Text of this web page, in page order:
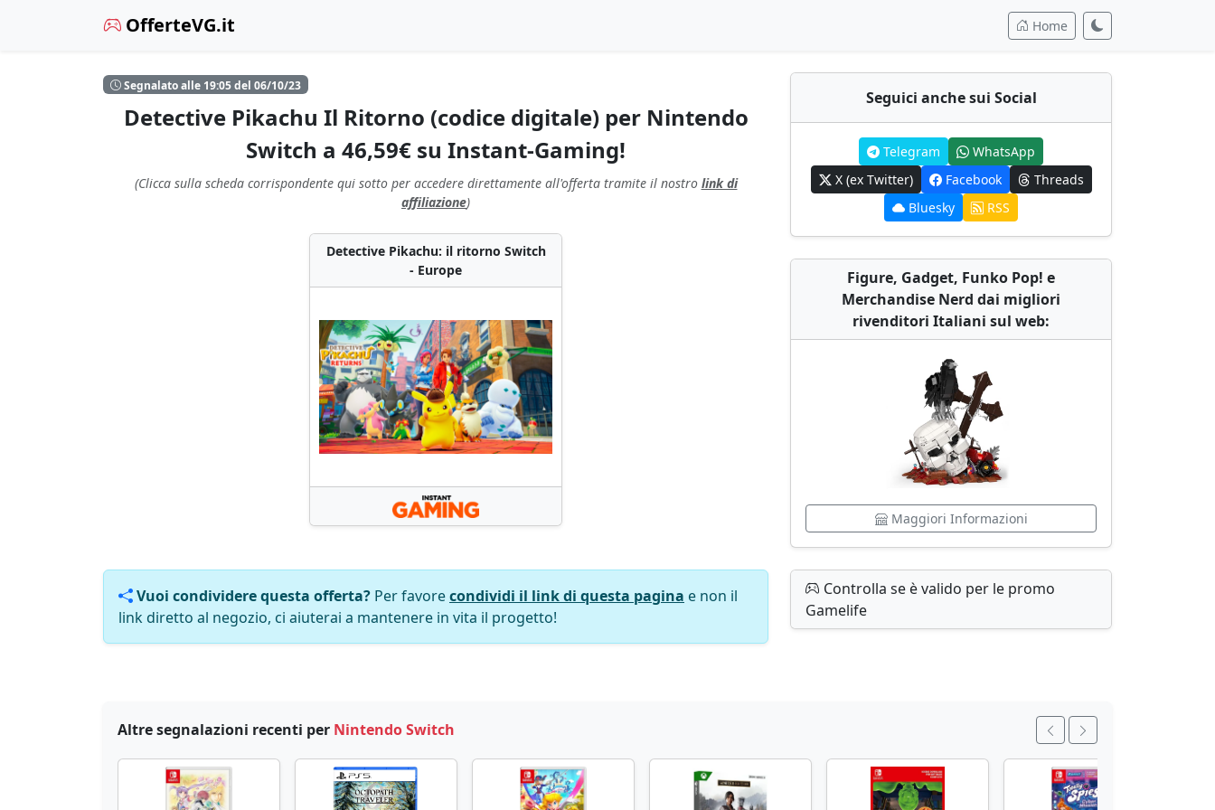
OfferteVG.it Home
Segnalato alle 19:05 del 06/10/23
Detective Pikachu Il Ritorno (codice digitale) per Nintendo
Switch a 46,59€ su Instant-Gaming!
(Clicca sulla scheda corrispondente qui sotto per accedere direttamente all'offerta tramite il nostro link di
affiliazione)
Detective Pikachu: il ritorno Switch
- Europe
Vuoi condividere questa offerta? Per favorecondividi il link di questa pagina e non il
link diretto al negozio, ci aiuterai a mantenere in vita il progetto!
Seguici anche sui Social
Telegram
WhatsApp
X (ex Twitter)
Facebook
Threads
Bluesky
RSS
Figure, Gadget, Funko Pop! e
Merchandise Nerd dai migliori
rivenditori Italiani sul web:
Maggiori Informazioni
Controlla se è valido per le promo
Gamelife
Altre segnalazioni recenti per Nintendo Switch